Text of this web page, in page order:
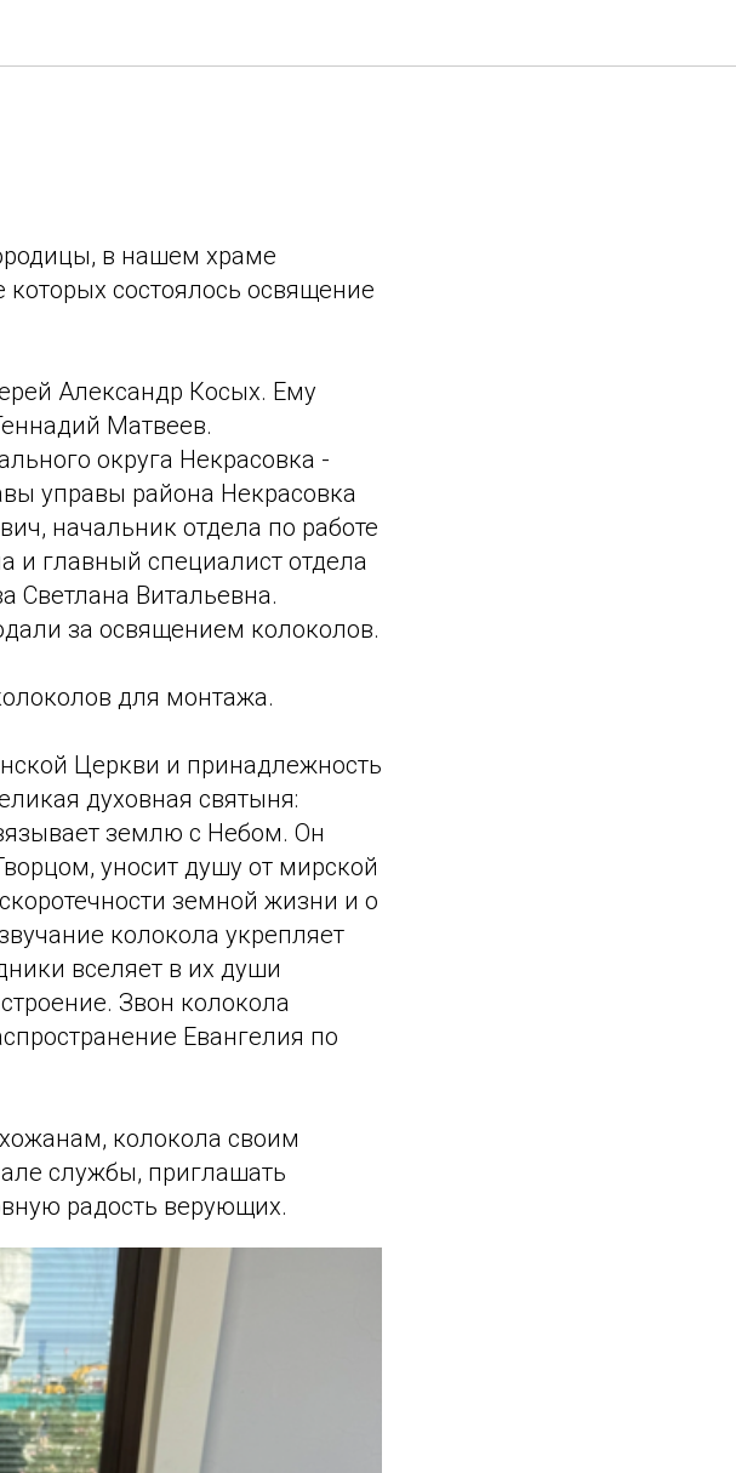
в нашем храме
состоялось освящение
Александр Косых. Ему
Матвеев.
округа Некрасовка -
управы района Некрасовка
начальник отдела по работе
и главный специалист отдела
Светлана Витальевна.
за освящением колоколов.
для монтажа.
Церкви и принадлежность
духовная святыня:
землю с Небом. Он
уносит душу от мирской
земной жизни и о
колокола укрепляет
вселяет в их души
Звон колокола
Евангелия по
колокола своим
службы, приглашать
радость верующих.